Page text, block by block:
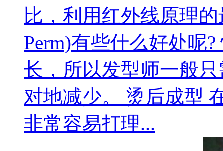
比，利用红外线原理
Perm)有些什么好处呢
长，所以发型师一般
对地减少。 烫后成型
非常容易打理...